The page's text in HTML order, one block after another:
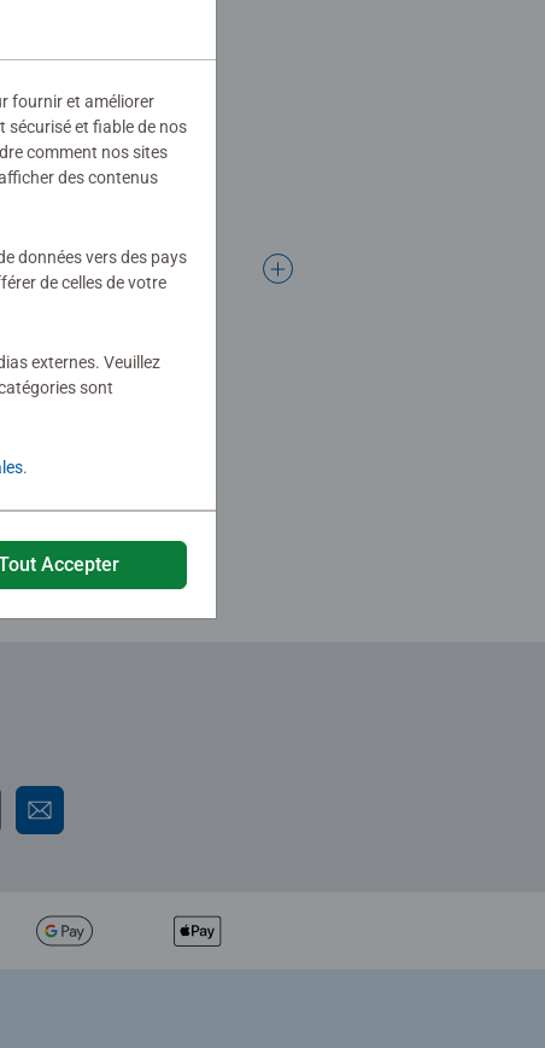
leurs univers préférés, chaque
plus de 100 ans, nous
parfaitement adaptés à
fournir et améliorer
sécurisé et fiable de nos
comment nos sites
des contenus
données vers des pays
de celles de votre
externes. Veuillez
sont
.
Accepter